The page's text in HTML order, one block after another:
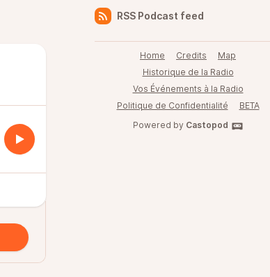
RSS Podcast feed
Home Credits
Map
Historique de la Radio
Vos Événements à la Radio
Politique de Confidentialité
BETA
Powered by Castopod